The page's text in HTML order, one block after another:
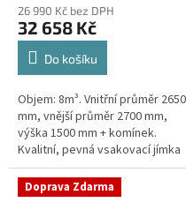
26 990 Kč bez DPH
32 658 Kč
Do košíku
Objem: 8m³. Vnitřní průměr 2650
mm, vnější průměr 2700 mm,
výška 1500 mm + komínek.
Kvalitní, pevná vsakovací jímka
(nádrž) bez potřeby
obetonování Průměr přítoku a
odtoku +...
Doprava Zdarma